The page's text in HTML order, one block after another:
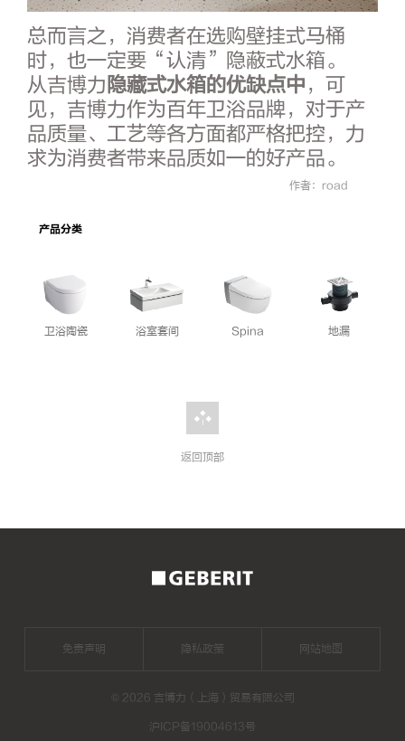
总而言之，消费者在选购壁挂式马桶
时，也一定要“认清”隐蔽式水箱。
从吉博力 隐藏式水箱的优缺点中，可
见，吉博力作为百年卫浴品牌，对于产
品质量、工艺等各方面都严格把控，力
求为消费者带来品质如一的好产品。
作者：road
产品分类
卫浴陶瓷 浴室套间 Spina 地漏
返回顶部
免责声明 隐私政策 网站地图
2026 吉博力（上海）贸易有限公司
沪ICP备19004613号